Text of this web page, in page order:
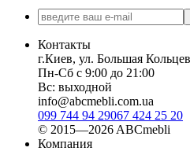
Контакты
г.Киев, ул. Большая
Пн-Сб с 9:00 до 21:00
Вс: выходной
info@abcmebli.com.ua
099 744 94 29067 424 25 20
© 2015—2026 ABCmebli
Компания